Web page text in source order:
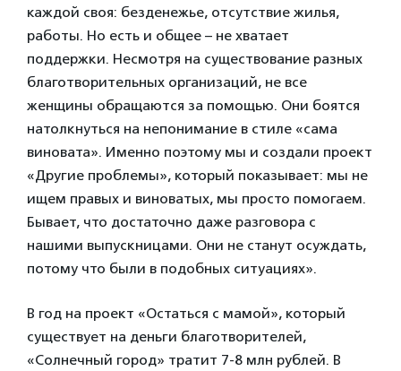
каждой своя: безденежье, отсутствие жилья,
работы. Но есть и общее – не хватает
поддержки. Несмотря на существование разных
благотворительных организаций, не все
женщины обращаются за помощью. Они боятся
натолкнуться на непонимание в стиле «сама
виновата». Именно поэтому мы и создали проект
«Другие проблемы», который показывает: мы не
ищем правых и виноватых, мы просто помогаем.
Бывает, что достаточно даже разговора с
нашими выпускницами. Они не станут осуждать,
потому что были в подобных ситуациях».
В год на проект «Остаться с мамой», который
существует на деньги благотворителей,
«Солнечный город» тратит 7-8 млн рублей. В